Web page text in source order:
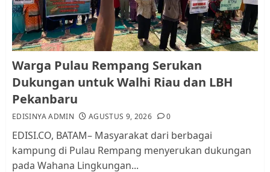
1
AGUSTUS 9, 2026 0
2
Pemko Batam Tegaskan RT dan
RW bukan Petugas Pendataan
dan Pemungutan Pajak
Kader Pajak jadi Penghubung
Pemerintah dan Masyarakat di
Warga Pulau Rempang Serukan
Dukungan untuk Walhi Riau dan LBH
Pekanbaru
EDISINYA ADMIN AGUSTUS 9, 2026 0
EDISI.CO, BATAM– Masyarakat dari berbagai
kampung di Pulau Rempang menyerukan dukungan
pada Wahana Lingkungan...